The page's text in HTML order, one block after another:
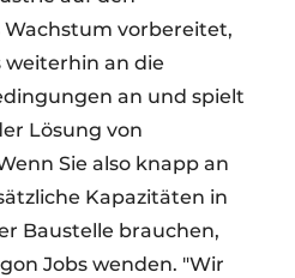
vorbereitet,
weiterhin an die
an und spielt
Lösung von
Sie also knapp an
Kapazitäten in
Baustelle brauchen,
Jobs wenden. "Wir